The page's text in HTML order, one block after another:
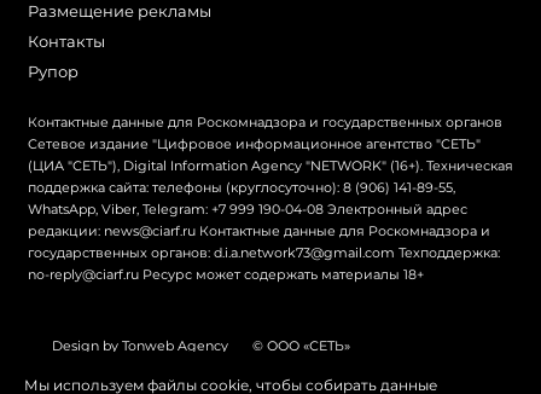
Размещение рекламы
Контакты
Рупор
Контактные данные для Роскомнадзора и государственных органов
Сетевое издание "Цифровое информационное агентство "СЕТЬ"
(ЦИА "СЕТЬ"), Digital Information Agency "NETWORK" (16+). Техническая
поддержка сайта: телефоны (круглосуточно): 8 (906) 141-89-55,
WhatsApp, Viber, Telegram: +7 999 190-04-08 Электронный адрес
редакции: news@ciarf.ru Контактные данные для Роскомнадзора и
государственных органов: d.i.a.network73@gmail.com Техподдержка:
no-reply@ciarf.ru Ресурс может содержать материалы 18+
Design by Tonweb Agency © ООО «СЕТЬ»
Политика конфиденциальности Карта сайта
Мы используем файлы cookie, чтобы собирать данные